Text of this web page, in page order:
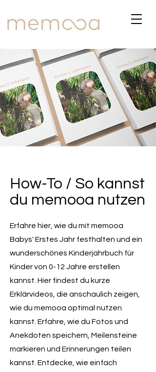
How-To / So kannst
du memooa nutzen
Erfahre hier, wie du mit memooa
Babys' Erstes Jahr festhalten und ein
wunderschönes Kinderjahrbuch für
Kinder von 0-12 Jahre erstellen
kannst. Hier findest du kurze
Erklärvideos, die anschaulich zeigen,
wie du memooa optimal nutzen
kannst. Erfahre, wie du Fotos und
Anekdoten speichern, Meilensteine
markieren und Erinnerungen teilen
kannst. Entdecke, wie einfach